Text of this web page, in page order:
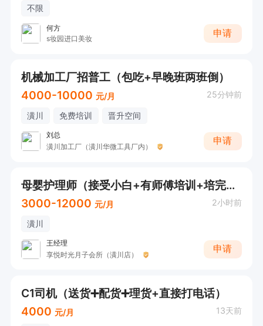
不限
何方
s妆园进口美妆
申请
机械加工厂招普工（包吃+早晚班两班倒）
4000-10000 元/月 25分钟前
潢川 免费培训 晋升空间
刘总
潢川加工厂（潢川华微工具厂内）
申请
母婴护理师（接受小白+有师傅培训+培完在会所上班）
3000-12000 元/月 2小时前
潢川
王经理
享悦时光月子会所（潢川店）
申请
C1司机（送货➕配货➕理货+直接打电话）
4000 元/月 13天前